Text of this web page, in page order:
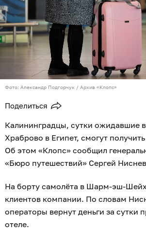
Фото: Александр Подгорчук / Архив «Клопс»
Поделиться
Калининградцы, сутки ожидавшие
Храброво в Египет, смогут
Об этом «Клопс» сообщил
«Бюро путешествий» Сергей
На борту самолёта в Шарм-эш-
клиентов компании. По словам
операторы вернут деньги за сутки
отеле.